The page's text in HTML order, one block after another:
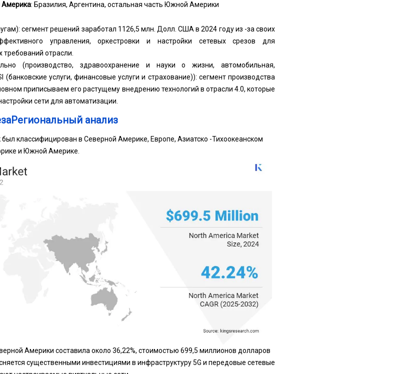
: Бразилия, Аргентина, остальная часть Южной Америки
сегмент решений заработал 1126,5 млн. Долл. США в 2024 году из -за своих
управления, оркестровки и настройки сетевых срезов для
отрасли.
(производство, здравоохранение и науки о жизни, автомобильная,
(банковские услуги, финансовые услуги и страхование)): сегмент производства
приписываем его растущему внедрению технологий в отрасли 4.0, которые
сети для автоматизации.
анализ
классифицирован в Северной Америке, Европе, Азиатско -Тихоокеанском
и Южной Америке.
Америки составила около 36,22%, стоимостью 699,5 миллионов долларов
существенными инвестициями в инфраструктуру 5G и передовые сетевые